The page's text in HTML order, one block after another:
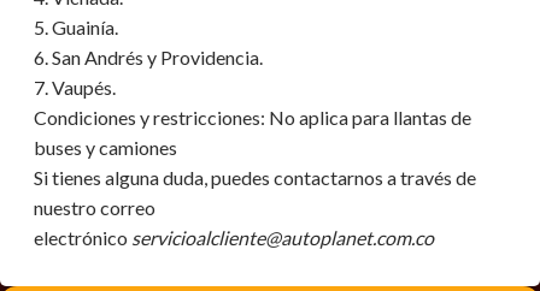
5. Guainía.
6. San Andrés y Providencia.
7. Vaupés.
Condiciones y restricciones: No aplica para llantas de
buses y camiones
Si tienes alguna duda, puedes contactarnos a través de
nuestro correo
electrónico servicioalcliente@autoplanet.com.co